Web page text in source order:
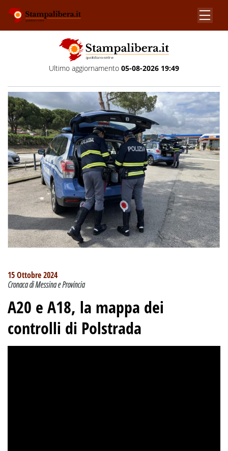
Ultimo aggiornamento 05-08-2026 19:49
15 Ottobre 2024
Cronaca di Messina e Provincia
A20 e A18, la mappa dei
controlli di Polstrada